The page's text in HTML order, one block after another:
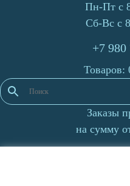
Пн-Пт с
Сб-Вс с
+7 980
Товаров:
Заказы
на сумму